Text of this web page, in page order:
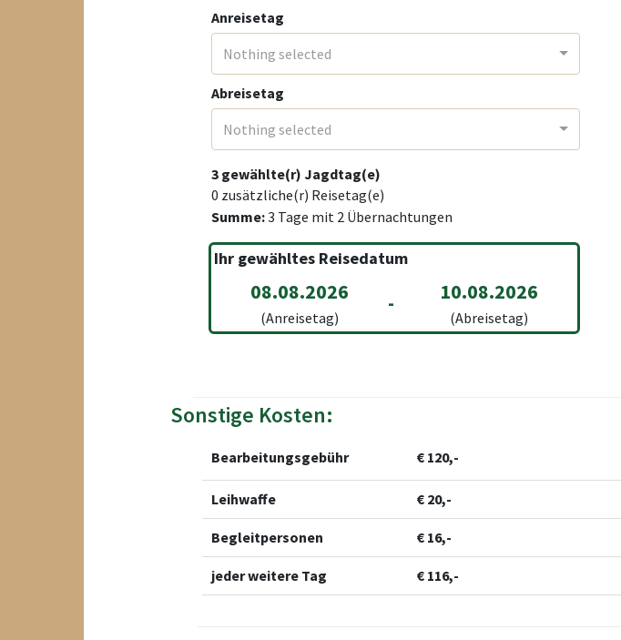
Anreisetag
Nothing selected
Abreisetag
Nothing selected
3 gewählte(r) Jagdtag(e)
0 zusätzliche(r) Reisetag(e)
Summe:3 Tage mit 2 Übernachtungen
Ihr gewähltes Reisedatum
08.08.2026
(Anreisetag)
- 10.08.2026
(Abreisetag)
Sonstige Kosten:
Bearbeitungsgebühr € 120,-
Leihwaffe € 20,-
Begleitpersonen € 16,-
jeder weitere Tag € 116,-